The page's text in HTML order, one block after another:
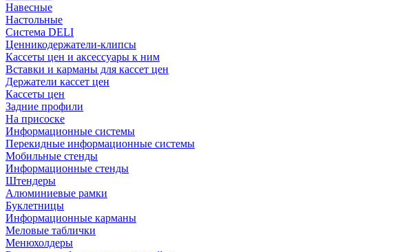
Навесные
Настольные
Система DELI
Ценникодержатели-клипсы
Кассеты цен и аксессуары к ним
Вставки и карманы для кассет цен
Держатели кассет цен
Кассеты цен
Задние профили
На присоске
Информационные системы
Перекидные информационные системы
Мобильные стенды
Информационные стенды
Штендеры
Алюминиевые рамки
Буклетницы
Информационные карманы
Меловые таблички
Менюхолдеры